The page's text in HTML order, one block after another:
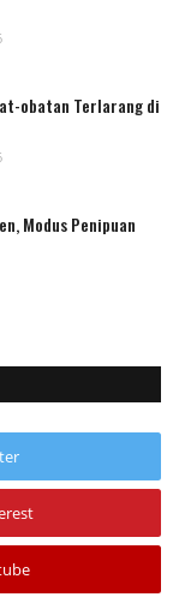
obatan Terlarang di
Modus Penipuan